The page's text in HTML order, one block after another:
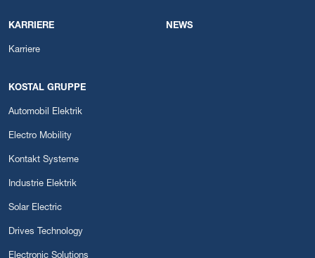
KARRIERE
Karriere
NEWS
KOSTAL GRUPPE
Automobil Elektrik
Electro Mobility
Kontakt Systeme
Industrie Elektrik
Solar Electric
Drives Technology